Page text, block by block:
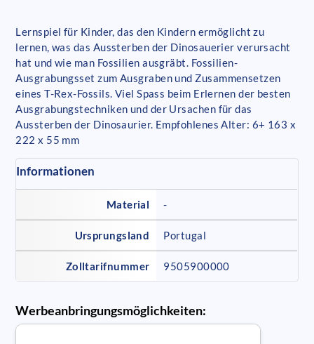
Lernspiel für Kinder, das den Kindern ermöglicht zu
lernen, was das Aussterben der Dinosauerier verursacht
hat und wie man Fossilien ausgräbt. Fossilien-
Ausgrabungsset zum Ausgraben und Zusammensetzen
eines T-Rex-Fossils. Viel Spass beim Erlernen der besten
Ausgrabungstechniken und der Ursachen für das
Aussterben der Dinosaurier. Empfohlenes Alter: 6+ 163 x
222 x 55 mm
Informationen
Material -
Ursprungsland Portugal
Zolltarifnummer 9505900000
Werbeanbringungsmöglichkeiten: